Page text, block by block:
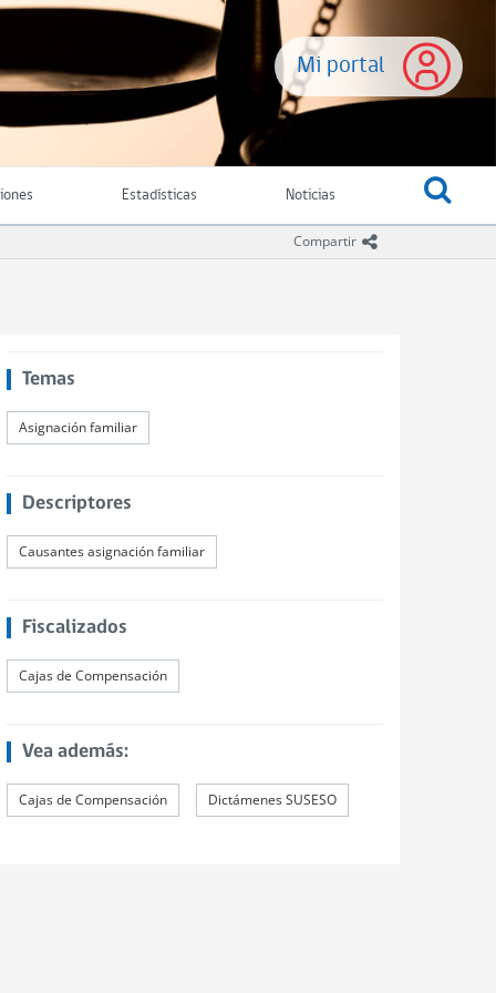
Mi portal
Estadísticas Noticias
Compartir icono compartir
Temas
Asignación familiar
Descriptores
Causantes asignación familiar
Fiscalizados
Cajas de Compensación
Vea además:
Cajas de Compensación Dictámenes SUSESO